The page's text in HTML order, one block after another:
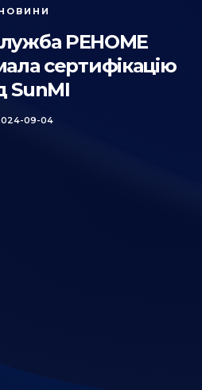
РЕНОМЕ
сертифікацію
SunMI
09-04